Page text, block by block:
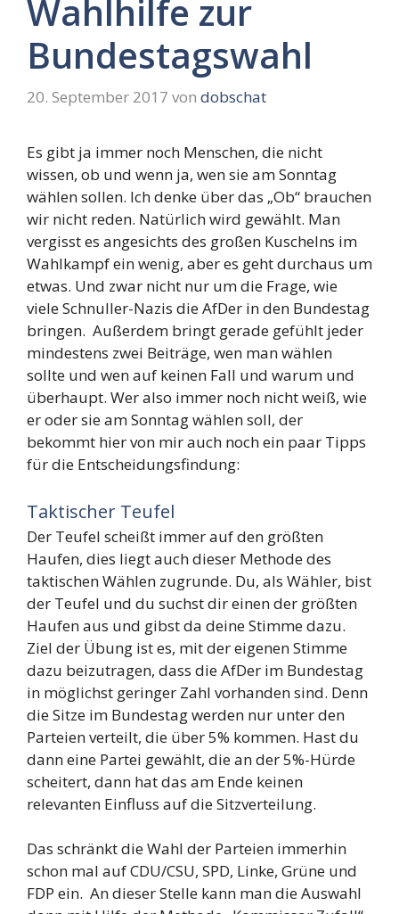
Wahlhilfe zur
Bundestagswahl
20. September 2017 von dobschat
Es gibt ja immer noch Menschen, die nicht
wissen, ob und wenn ja, wen sie am Sonntag
wählen sollen. Ich denke über das „Ob“ brauchen
wir nicht reden. Natürlich wird gewählt. Man
vergisst es angesichts des großen Kuschelns im
Wahlkampf ein wenig, aber es geht durchaus um
etwas. Und zwar nicht nur um die Frage, wie
viele Schnuller-Nazis die AfDer in den Bundestag
bringen. Außerdem bringt gerade gefühlt jeder
mindestens zwei Beiträge, wen man wählen
sollte und wen auf keinen Fall und warum und
überhaupt. Wer also immer noch nicht weiß, wie
er oder sie am Sonntag wählen soll, der
bekommt hier von mir auch noch ein paar Tipps
für die Entscheidungsfindung:
Taktischer Teufel
Der Teufel scheißt immer auf den größten
Haufen, dies liegt auch dieser Methode des
taktischen Wählen zugrunde. Du, als Wähler, bist
der Teufel und du suchst dir einen der größten
Haufen aus und gibst da deine Stimme dazu.
Ziel der Übung ist es, mit der eigenen Stimme
dazu beizutragen, dass die AfDer im Bundestag
in möglichst geringer Zahl vorhanden sind. Denn
die Sitze im Bundestag werden nur unter den
Parteien verteilt, die über 5% kommen. Hast du
dann eine Partei gewählt, die an der 5%-Hürde
scheitert, dann hat das am Ende keinen
relevanten Einfluss auf die Sitzverteilung.
Das schränkt die Wahl der Parteien immerhin
schon mal auf CDU/CSU, SPD, Linke, Grüne und
FDP ein. An dieser Stelle kann man die Auswahl